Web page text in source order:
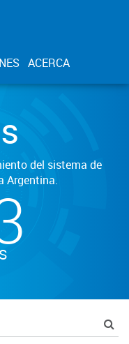
ACERCA
del sistema de
Argentina.